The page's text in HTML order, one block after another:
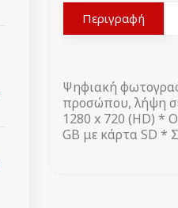
Περιγραφή
Ψηφιακή
προσώπου, λήψη
1280 x 720 (HD) *
GB με κάρτα SD *